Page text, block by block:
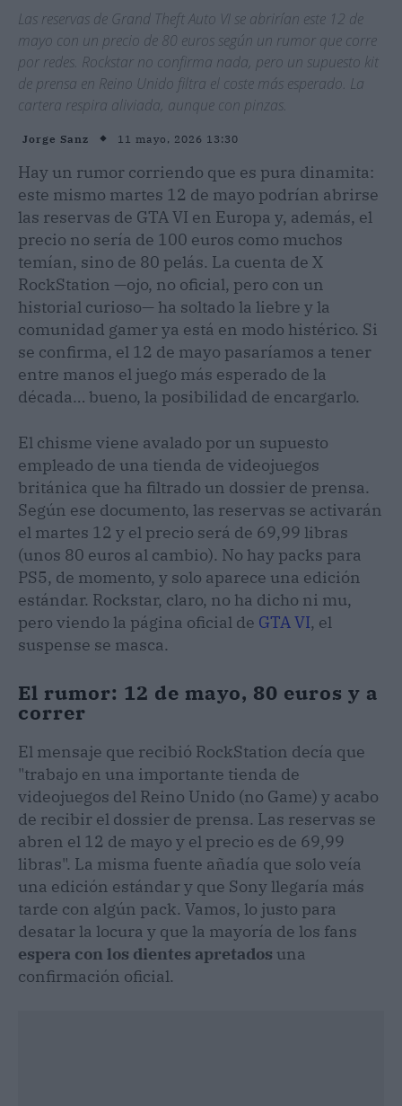
Las reservas de Grand Theft Auto VI se abrirían este 12 de
mayo con un precio de 80 euros según un rumor que corre
por redes. Rockstar no confirma nada, pero un supuesto kit
de prensa en Reino Unido filtra el coste más esperado. La
cartera respira aliviada, aunque con pinzas.
Jorge Sanz 11 mayo, 2026 13:30
Hay un rumor corriendo que es pura dinamita:
este mismo martes 12 de mayo podrían abrirse
las reservas de GTA VI en Europa y, además, el
precio no sería de 100 euros como muchos
temían, sino de 80 pelás. La cuenta de X
RockStation —ojo, no oficial, pero con un
historial curioso— ha soltado la liebre y la
comunidad gamer ya está en modo histérico. Si
se confirma, el 12 de mayo pasaríamos a tener
entre manos el juego más esperado de la
década… bueno, la posibilidad de encargarlo.
El chisme viene avalado por un supuesto
empleado de una tienda de videojuegos
británica que ha filtrado un dossier de prensa.
Según ese documento, las reservas se activarán
el martes 12 y el precio será de 69,99 libras
(unos 80 euros al cambio). No hay packs para
PS5, de momento, y solo aparece una edición
estándar. Rockstar, claro, no ha dicho ni mu,
pero viendo la página oficial de GTA VI, el
suspense se masca.
El rumor: 12 de mayo, 80 euros y a
correr
El mensaje que recibió RockStation decía que
"trabajo en una importante tienda de
videojuegos del Reino Unido (no Game) y acabo
de recibir el dossier de prensa. Las reservas se
abren el 12 de mayo y el precio es de 69,99
libras". La misma fuente añadía que solo veía
una edición estándar y que Sony llegaría más
tarde con algún pack. Vamos, lo justo para
desatar la locura y que la mayoría de los fans
espera con los dientes apretados una
confirmación oficial.